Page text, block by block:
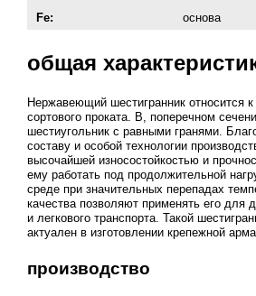
общая
Нержавеющий шестигранник относится
сортового проката. В, поперечном
шестиугольник с равными гранями.
составу и особой технологии
высочайшей износостойкостью и
ему работать под продолжительной
среде при значительных перепадах
качества позволяют применять его для
и легкового транспорта. Такой
актуален в изготовлении крепежной
производство
Fe:
основа